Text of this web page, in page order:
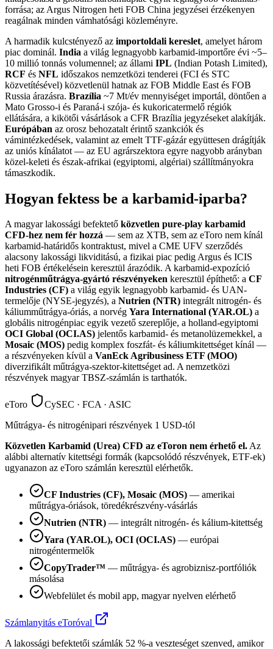
forrása; az Argus Nitrogen heti FOB China jegyzései érzékenyen
reagálnak minden vámhatósági közleményre.
A harmadik kulcstényező az importoldali kereslet, amelyet három
piac dominál. India a világ legnagyobb karbamid-importőre évi ~5–
10 millió tonnás volumennel; az állami IPL (Indian Potash Limited),
RCF és NFL időszakos nemzetközi tenderei (FCI és STC
közvetítésével) közvetlenül hatnak az FOB Middle East és FOB
Russia árazásra. Brazília ~7 Mt/év mennyiséget importál, döntően a
Mato Grosso-i és Paraná-i szója- és kukoricatermelő régiók
ellátására, a kikötői vásárlások a CFR Brazília jegyzéseket alakítják.
Európában az orosz behozatalt érintő szankciók és
vámintézkedések, valamint az emelt TTF-gázár együttesen drágítják
az uniós kínálatot — az EU agrárszektora egyre nagyobb arányban
közel-keleti és észak-afrikai (egyiptomi, algériai) szállítmányokra
támaszkodik.
Hogyan fektess be a karbamid-iparba?
A magyar lakossági befektető közvetlen pure-play karbamid
CFD-hez nem fér hozzá — sem az XTB, sem az eToro nem kínál
karbamid-határidős kontraktust, mivel a CME UFV szerződés
alacsony lakossági likviditású, a fizikai piac pedig Argus és ICIS
heti FOB értékelésein keresztül árazódik. A karbamid-expozíció
nitrogénműtrágya-gyártó részvényeken keresztül építhető: a CF
Industries (CF) a világ egyik legnagyobb karbamid- és UAN-
termelője (NYSE-jegyzés), a Nutrien (NTR) integrált nitrogén- és
káliumműtrágya-óriás, a norvég Yara International (YAR.OL) a
globális nitrogénpiac egyik vezető szereplője, a holland-egyiptomi
OCI Global (OCI.AS) jelentős karbamid- és metanolüzemekkel, a
Mosaic (MOS) pedig komplex foszfát- és káliumkitettséget kínál —
a részvényeken kívül a VanEck Agribusiness ETF (MOO)
diverzifikált műtrágya-szektor-kitettséget ad. A nemzetközi
részvények magyar TBSZ-számlán is tarthatók.
eToro
CySEC · FCA · ASIC
Műtrágya- és nitrogénipari részvények 1 USD-tól
Közvetlen Karbamid (Urea) CFD az eToron nem érhető el.Az
alábbi alternatív kitettségi formák (kapcsolódó részvények, ETF-ek)
ugyanazon az eToro számlán keresztül elérhetők.
CF Industries (CF), Mosaic (MOS) — amerikai
műtrágya-óriások, töredékrészvény-vásárlás
Nutrien (NTR) — integrált nitrogén- és kálium-kitettség
Yara (YAR.OL), OCI (OCI.AS) — európai
nitrogéntermelők
CopyTrader™ — műtrágya- és agrobiznisz-portfóliók
másolása
Webfelület és mobil app, magyar nyelven elérhető
Számlanyitás eToróval
A lakossági befektetői számlák 52 %-a veszteséget szenved, amikor